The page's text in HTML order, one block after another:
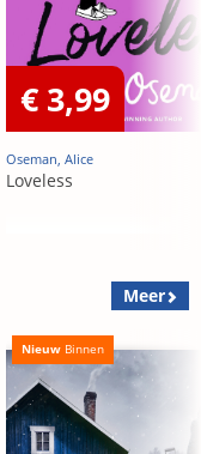
€ 3,99
Oseman, Alice
Loveless
Meer
Nieuw Binnen